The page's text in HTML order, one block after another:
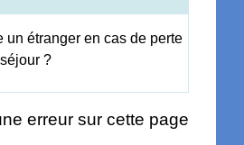
un étranger en cas de perte
?
erreur sur cette page